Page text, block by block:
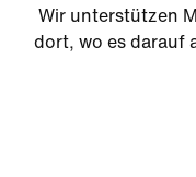
Wir unterstützen
dort, wo es darauf